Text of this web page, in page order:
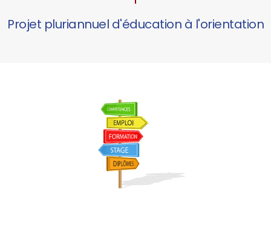
Projet pluriannuel d'éducation à l'orientation